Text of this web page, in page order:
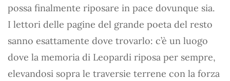
possa finalmente riposare in pace dovunque sia.
I lettori delle pagine del grande poeta del resto
sanno esattamente dove trovarlo: c’è un luogo
dove la memoria di Leopardi riposa per sempre,
elevandosi sopra le traversie terrene con la forza